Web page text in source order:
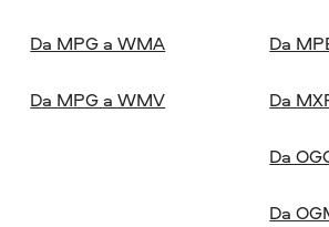
Da MPG a WMA
Da MPG a WMV
Da
Da
Da
Da